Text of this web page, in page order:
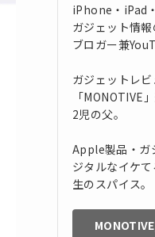
iPhone・iPad
ガジェット情
ブロガー兼
ガジェットレ
「MONOTIVE
2児の父。
Apple製品・ガ
ジタルなイケ
生のスパイス。